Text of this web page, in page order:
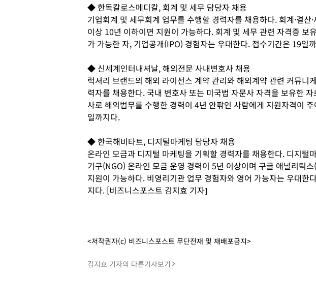
◆ 한독칼로스메디칼, 회계 및 세무 담당자 채용
기업회계 및 세무회계 업무를 수행할 경력자를 채용하다. 회계·결산
이상 10년 이하이면 지원이 가능하다. 회계 및 세무 관련 자격증 보
가 가능한 자, 기업공개(IPO) 경험자는 우대한다. 접수기간은 19일
◆ 신세계인터내셔날, 해외전문 사내변호사 채용
럭셔리 브랜드의 해외 라이선스 계약 관리와 해외계약 관련 커뮤니
력자를 채용한다. 국내 변호사 또는 미국법 자문사 자격을 보유한
사로 해외법무를 수행한 경력이 4년 안팎인 사람에게 지원자격이
일까지다.
◆ 한국해비타트, 디지털마케팅 담당자 채용
온라인 모금과 디지털 마케팅을 기획할 경력자를 채용한다. 디지털
기구(NGO) 온라인 모금 운영 경력이 5년 이상이며 구글 애널리틱
지원이 가능하다. 비영리기관 업무 경험자와 영어 가능자는 우대한
지다. [비즈니스포스트 김지효 기자]
<저작권자(c) 비즈니스포스트 무단전재 및 재배포금지>
김지효 기자의 다른기사보기